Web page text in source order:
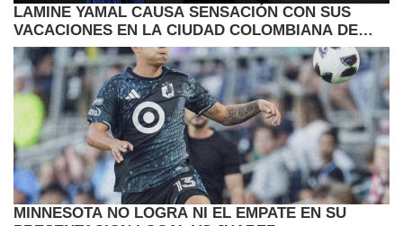
LAMINE YAMAL CAUSA SENSACIÓN CON SUS
VACACIONES EN LA CIUDAD COLOMBIANA DE
CARTAGENA
MINNESOTA NO LOGRA NI EL EMPATE EN SU